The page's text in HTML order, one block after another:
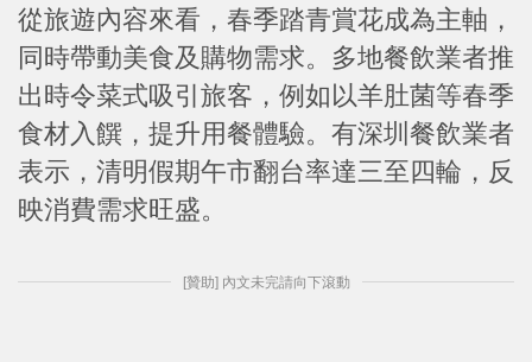
從旅遊內容來看，春季踏青賞花成為主軸，
同時帶動美食及購物需求。多地餐飲業者推
出時令菜式吸引旅客，例如以羊肚菌等春季
食材入饌，提升用餐體驗。有深圳餐飲業者
表示，清明假期午市翻台率達三至四輪，反
映消費需求旺盛。
[贊助] 內文未完請向下滾動